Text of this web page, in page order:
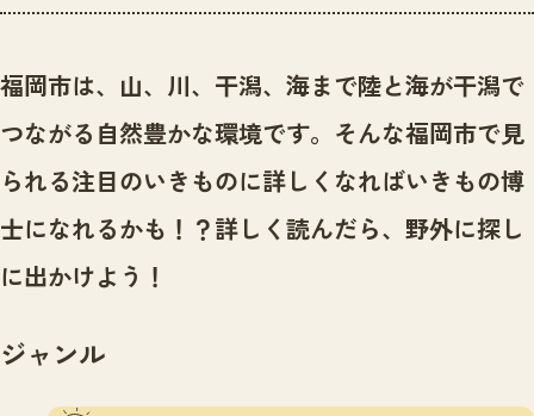
センター紹介TOP
サイトポリシー
プライバシーポリシー
ニュースTOP
市の取組み
いきものガイド
いきものガイドTOP
注目のいきもの
生物多様性のめぐみ
保全アクション
イベント
いきもの調査隊
調査レポート
マッチング
福岡市は、山、川、干潟、海まで陸と海が干潟で
つながる自然豊かな環境です。 そんな福岡市で見
られる注目のいきものに詳しくなればいきもの博
士になれるかも！？詳しく読んだら、野外に探し
に出かけよう！
ジャンル